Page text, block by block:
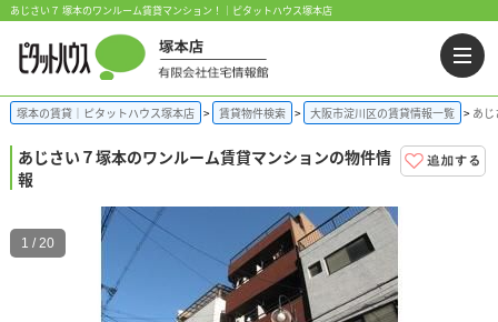
あじさい７ 塚本のワンルーム賃貸マンション！｜ピタットハウス塚本店
塚本の賃貸｜ピタットハウス塚本店 賃貸物件検索 大阪市淀川区の賃貸情報一覧 あ
あじさい７塚本のワンルーム賃貸マンションの物件情
報
1 / 20